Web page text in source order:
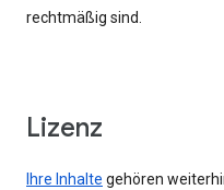
rechtmäßig sind.
Lizenz
Ihre Inhalte gehören